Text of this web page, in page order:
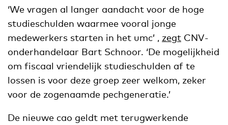
‘We vragen al langer aandacht voor de hoge
studieschulden waarmee vooral jonge
medewerkers starten in het umc’ , zegt CNV-
onderhandelaar Bart Schnoor. ‘De mogelijkheid
om fiscaal vriendelijk studieschulden af te
lossen is voor deze groep zeer welkom, zeker
voor de zogenaamde pechgeneratie.’
De nieuwe cao geldt met terugwerkende